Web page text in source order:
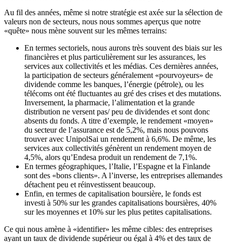
Au fil des années, même si notre stratégie est axée sur la sélection de
valeurs non de secteurs, nous nous sommes aperçus que notre
«quête» nous mène souvent sur les mêmes terrains:
En termes sectoriels, nous aurons très souvent des biais sur les
financières et plus particulièrement sur les assurances, les
services aux collectivités et les médias. Ces dernières années,
la participation de secteurs généralement «pourvoyeurs» de
dividende comme les banques, l’énergie (pétrole), ou les
télécoms ont été fluctuantes au gré des crises et des mutations.
Inversement, la pharmacie, l’alimentation et la grande
distribution ne versent pas/ peu de dividendes et sont donc
absents du fonds. A titre d’exemple, le rendement «moyen»
du secteur de l’assurance est de 5,2%, mais nous pouvons
trouver avec UnipolSai un rendement à 6,6%. De même, les
services aux collectivités génèrent un rendement moyen de
4,5%, alors qu’Endesa produit un rendement de 7,1%.
En termes géographiques, l’Italie, l’Espagne et la Finlande
sont des «bons clients». A l’inverse, les entreprises allemandes
détachent peu et réinvestissent beaucoup.
Enfin, en termes de capitalisation boursière, le fonds est
investi à 50% sur les grandes capitalisations boursières, 40%
sur les moyennes et 10% sur les plus petites capitalisations.
Ce qui nous amène à «identifier» les même cibles: des entreprises
ayant un taux de dividende supérieur ou égal à 4% et des taux de